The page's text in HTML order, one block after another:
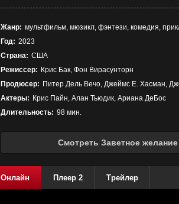
Жанр: мультфильм, мюзикл, фэнтези, комедия,
Год: 2023
Страна: США
Режиссер: Крис Бак, Фон Вирасунторн
Продюсер: Питер Дель Вечо, Джеймс Е. Хасман,
Актеры: Крис Пайн, Алан Тьюдик, Ариана ДеБос
Длительность: 98 мин.
Смотреть Заветное
Онлайн Плеер 2 Трейлер